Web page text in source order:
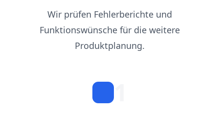
Wir prüfen Fehlerberichte und
Funktionswünsche für die weitere
Produktplanung.
1